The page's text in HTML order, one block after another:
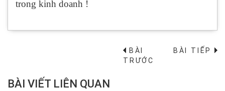
trong kinh doanh !
BÀI
TRƯỚC
BÀI TIẾP→
BÀI VIẾT LIÊN QUAN